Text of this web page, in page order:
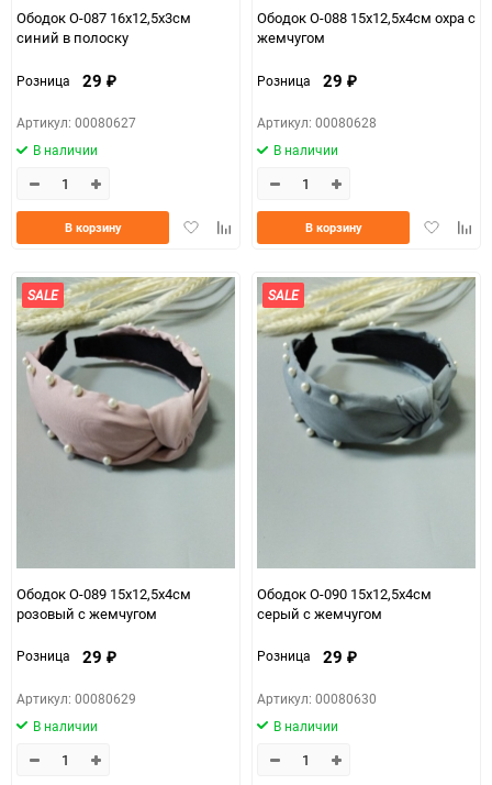
Ободок О-087 16х12,5х3см
синий в полоску
Розница 29 ₽
Артикул: 00080627
В наличии
ДобавитьДобавить
В корзину
Ободок О-088 15х12,5х4см охра с
жемчугом
Розница 29 ₽
Артикул: 00080628
В наличии
Добавить
В корзину
SALE
Ободок О-089 15х12,5х4см
розовый с жемчугом
Розница 29 ₽
Артикул: 00080629
В наличии
SALE
Ободок О-090 15х12,5х4см
серый с жемчугом
Розница 29 ₽
Артикул: 00080630
В наличии